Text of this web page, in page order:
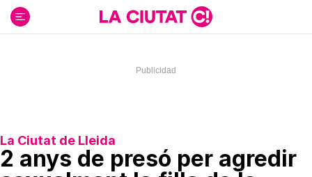
contenido
La Ciutat de Lleida
2 anys de presó per agredir